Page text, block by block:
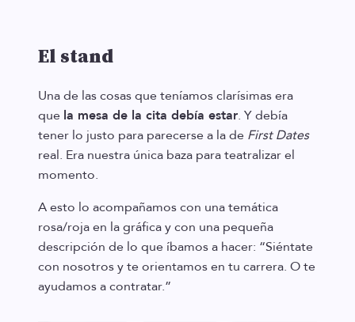
El stand
Una de las cosas que teníamos clarísimas era
que la mesa de la cita debía estar. Y debía
tener lo justo para parecerse a la de First Dates
real. Era nuestra única baza para teatralizar el
momento.
A esto lo acompañamos con una temática
rosa/roja en la gráfica y con una pequeña
descripción de lo que íbamos a hacer: “Siéntate
con nosotros y te orientamos en tu carrera. O te
ayudamos a contratar.”